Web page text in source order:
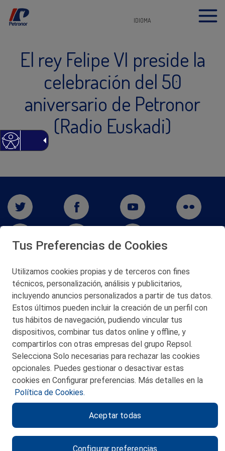
IDIOMA
El rey Felipe VI preside la
celebración del 50
aniversario de Petronor
(Radio Euskadi)
San Martín 5-Edificio Muñatones,
48550 Muskiz (Bizkaia)
Telf. 946 357 000
© 2026 Petronor S.A.
CONTACTO
POLITICA DE PRIVACIDAD
AVISO LEGAL
Tus Preferencias de Cookies
Utilizamos cookies propias y de terceros con fines
técnicos, personalización, análisis y publicitarios,
incluyendo anuncios personalizados a partir de tus datos.
Estos últimos pueden incluir la creación de un perfil con
tus hábitos de navegación, pudiendo vincular tus
dispositivos, combinar tus datos online y offline, y
compartirlos con otras empresas del grupo Repsol.
Selecciona Solo necesarias para rechazar las cookies
opcionales. Puedes gestionar o desactivar estas
cookies en Configurar preferencias. Más detalles en la
Política de Cookies.
Configurar preferencias
Aceptar todas